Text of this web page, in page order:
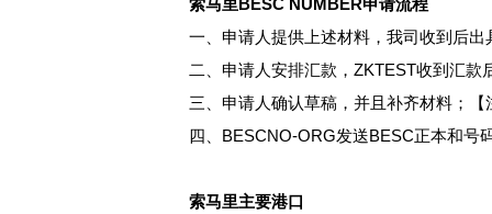
索马里BESC NUMBER申请流程
一、申请人提供上述材料，我司收到后出
二、申请人安排汇款，ZKTEST收到汇
三、申请人确认草稿，并且补齐材料；
四、BESCNO-ORG发送BESC正本和号
索马里主要港口